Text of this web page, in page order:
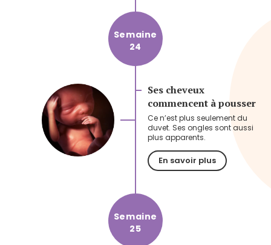
Semaine
24
Ses cheveux
commencent à pousser
Ce n’est plus seulement du
duvet. Ses ongles sont aussi
plus apparents.
En savoir plus
Semaine
25